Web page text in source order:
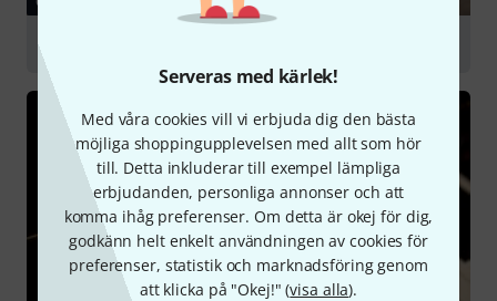
Serveras med kärlek!
Med våra cookies vill vi erbjuda dig den bästa
möjliga shoppingupplevelsen med allt som hör
till. Detta inkluderar till exempel lämpliga
erbjudanden, personliga annonser och att
komma ihåg preferenser. Om detta är okej för dig,
godkänn helt enkelt användningen av cookies för
preferenser, statistik och marknadsföring genom
att klicka på "Okej!" (visa alla).